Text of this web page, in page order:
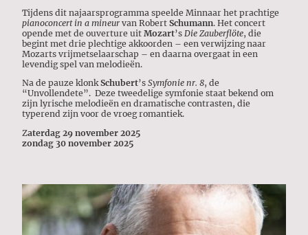
Tijdens dit najaarsprogramma speelde Minnaar het prachtige
pianoconcert in a mineur van Robert Schumann. Het concert
opende met de ouverture uit Mozart’s Die Zauberflöte, die
begint met drie plechtige akkoorden – een verwijzing naar
Mozarts vrijmetselaarschap – en daarna overgaat in een
levendig spel van melodieën.
Na de pauze klonkSchubert’s Symfonie nr. 8, de
“Unvollendete”. Deze tweedelige symfonie staat bekend om
zijn lyrische melodieën en dramatische contrasten, die
typerend zijn voor de vroeg romantiek.
Zaterdag 29 november 2025
zondag 30 november 2025